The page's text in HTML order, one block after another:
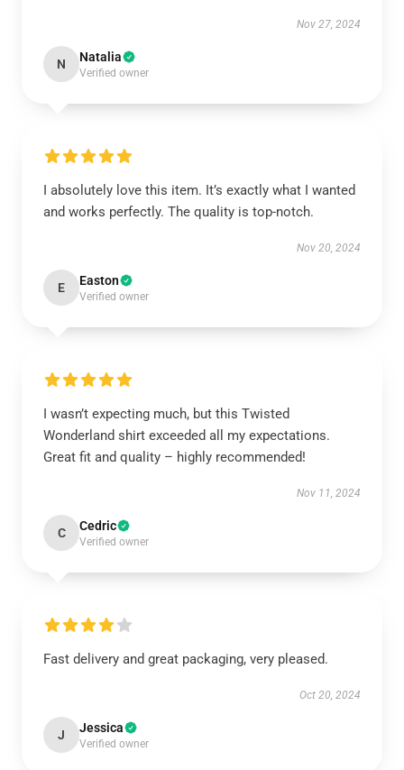
Nov 27, 2024
N Natalia
Verified owner
I absolutely love this item. It’s exactly what I wanted
and works perfectly. The quality is top-notch.
Nov 20, 2024
E Easton
Verified owner
I wasn’t expecting much, but this Twisted
Wonderland shirt exceeded all my expectations.
Great fit and quality – highly recommended!
Nov 11, 2024
C Cedric
Verified owner
Fast delivery and great packaging, very pleased.
Oct 20, 2024
J Jessica
Verified owner